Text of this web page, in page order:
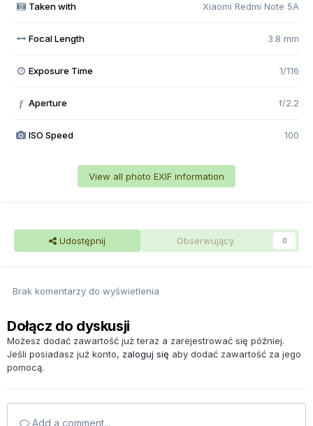
Taken with Xiaomi Redmi Note 5A
Focal Length 3.8 mm
Exposure Time 1/116
f Aperture f/2.2
ISO Speed 100
View all photo EXIF information
Udostępnij Obserwujący 0
Brak komentarzy do wyświetlenia
Dołącz do dyskusji
Możesz dodać zawartość już teraz a zarejestrować się później.
Jeśli posiadasz już konto, zaloguj się aby dodać zawartość za jego
pomocą.
Add a comment...